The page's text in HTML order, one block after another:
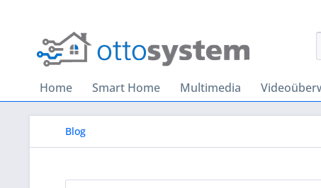
Home Smart Home Multimedia
Blog